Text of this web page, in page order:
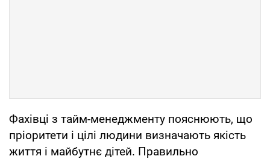
Фахівці з тайм-менеджменту пояснюють, що
пріоритети і цілі людини визначають якість
життя і майбутнє дітей. Правильно